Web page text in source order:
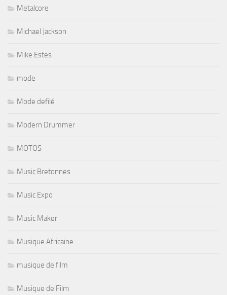
Metalcore
Michael Jackson
Mike Estes
mode
Mode defilé
Modern Drummer
MOTOS
Music Bretonnes
Music Expo
Music Maker
Musique Africaine
musique de film
Musique de Film